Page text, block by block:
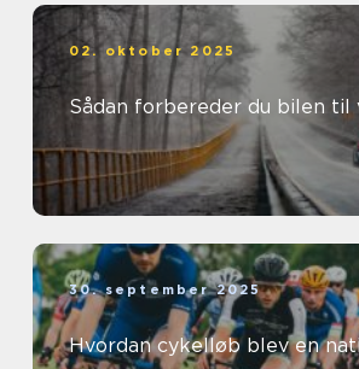
02. oktober 2025
Sådan forbereder du bilen til
30. september 2025
Hvordan cykelløb blev en